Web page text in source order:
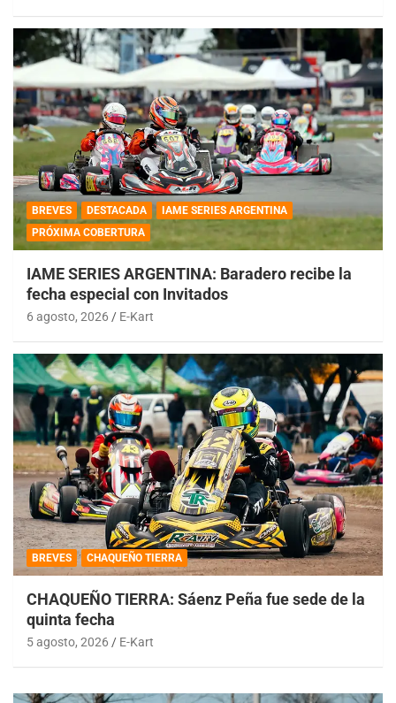
BREVES DESTACADA
IAME SERIES ARGENTINA
PRÓXIMA COBERTURA
IAME SERIES ARGENTINA: Baradero recibe la
fecha especial con Invitados
6 agosto, 2026 E-Kart
BREVES CHAQUEÑO TIERRA
CHAQUEÑO TIERRA: Sáenz Peña fue sede de la
quinta fecha
5 agosto, 2026 E-Kart